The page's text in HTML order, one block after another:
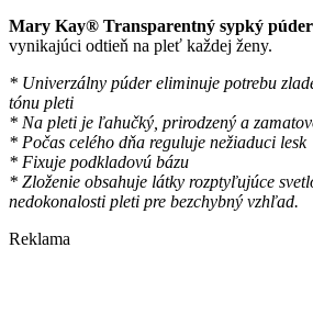
Mary Kay® Transparentný sypký púder
vynikajúci odtieň na pleť každej ženy.
* Univerzálny púder eliminuje potrebu
tónu pleti
* Na pleti je ľahučký, prirodzený a
* Počas celého dňa reguluje nežiaduci lesk
* Fixuje podkladovú bázu
* Zloženie obsahuje látky rozptyľujúce
nedokonalosti pleti pre bezchybný vzhľad.
Reklama